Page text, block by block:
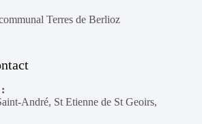
Terres de Berlioz
André, St Etienne de St Geoirs,